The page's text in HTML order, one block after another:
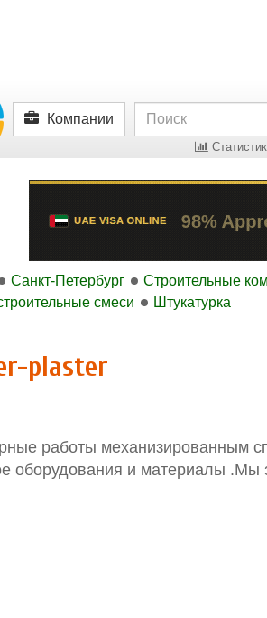
Компании
Санкт-Петербург Строительные
смеси
Штукатурка
plaster
работы механизированным
оборудования и материалы .Мы